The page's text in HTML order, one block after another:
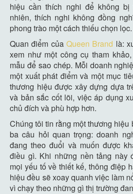
hiệu cần thích nghi để không
nhiên, thích nghi không đồng
phong trào một cách thiếu chọn lọc.
Quan điểm của Queen Brand là:
xem như một công cụ tham
mẫu để sao chép. Mỗi doanh
một xuất phát điểm và một mục
thương hiệu được xây dựng dựa
và bản sắc cốt lõi, việc áp dụng
chủ đích và phù hợp hơn.
Chúng tôi tin rằng một thương hiệu
ba câu hỏi quan trọng: doanh
đang theo đuổi và muốn được
điều gì. Khi những nền tảng này
mọi yếu tố về thiết kế, thông điệp
hiệu đều sẽ xoay quanh việc làm
vì chạy theo những gì thị trường